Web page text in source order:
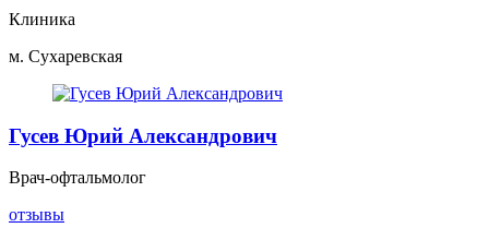
Клиника
м. Сухаревская
Гусев Юрий Александрович
Врач-офтальмолог
отзывы